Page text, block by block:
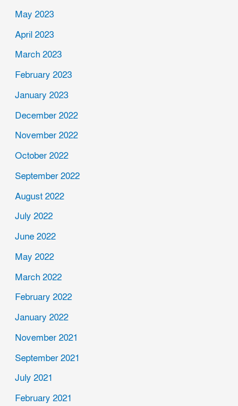
May 2023
April 2023
March 2023
February 2023
January 2023
December 2022
November 2022
October 2022
September 2022
August 2022
July 2022
June 2022
May 2022
March 2022
February 2022
January 2022
November 2021
September 2021
July 2021
February 2021